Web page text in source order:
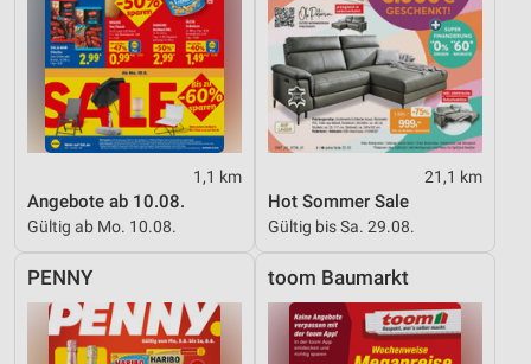
1,1 km
Angebote ab 10.08.
Gültig ab Mo. 10.08.
21,1 km
Hot Sommer Sale
Gültig bis Sa. 29.08.
PENNY toom Baumarkt